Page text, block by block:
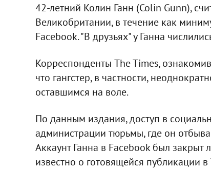
42-летний Колин Ганн (Colin Gunn),
Великобритании, в течение как
Facebook. "В друзьях" у Ганна
Корреспонденты The Times,
что гангстер, в частности,
оставшимся на воле.
По данным издания, доступ в
администрации тюрьмы, где он
Аккаунт Ганна в Facebook был закрыт
известно о готовящейся публикации в